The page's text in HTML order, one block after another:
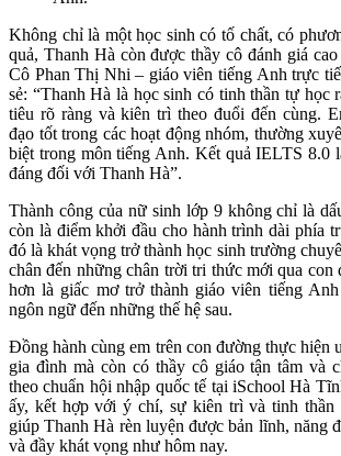
Không chỉ là một học sinh có tố chất, có
quả, Thanh Hà còn được thầy cô đánh giá
Cô Phan Thị Nhi – giáo viên tiếng Anh trực
sẻ: “Thanh Hà là học sinh có tinh thần tự học
tiêu rõ ràng và kiên trì theo đuổi đến cùng.
đạo tốt trong các hoạt động nhóm, thường
biệt trong môn tiếng Anh. Kết quả IELTS 8.0
đáng đối với Thanh Hà”.
Thành công của nữ sinh lớp 9 không chỉ là
còn là điểm khởi đầu cho hành trình dài phía
đó là khát vọng trở thành học sinh trường
chân đến những chân trời tri thức mới qua con
hơn là giấc mơ trở thành giáo viên tiếng
ngôn ngữ đến những thế hệ sau.
Đồng hành cùng em trên con đường thực hiện
gia đình mà còn có thầy cô giáo tận tâm và
theo chuẩn hội nhập quốc tế tại iSchool Hà
ấy, kết hợp với ý chí, sự kiên trì và tinh thần
giúp Thanh Hà rèn luyện được bản lĩnh, năng
và đầy khát vọng như hôm nay.